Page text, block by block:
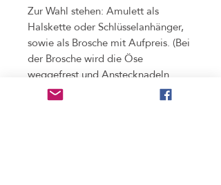
Zur Wahl stehen: Amulett als
Halskette oder Schlüsselanhänger,
sowie als Brosche mit Aufpreis. (Bei
der Brosche wird die Öse
weggefrest und Anstecknadeln
hinten fixiert. Rückstände der
Schleifstelle daher leicht sichtbar.)